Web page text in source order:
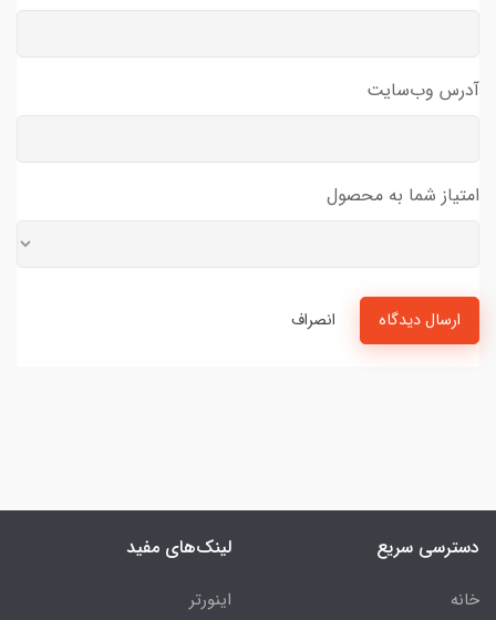
آدرس وب‌سایت
امتیاز شما به محصول
ارسال دیدگاه انصراف
دسترسی سریع
خانه
لینک‌های مفید
اینورتر